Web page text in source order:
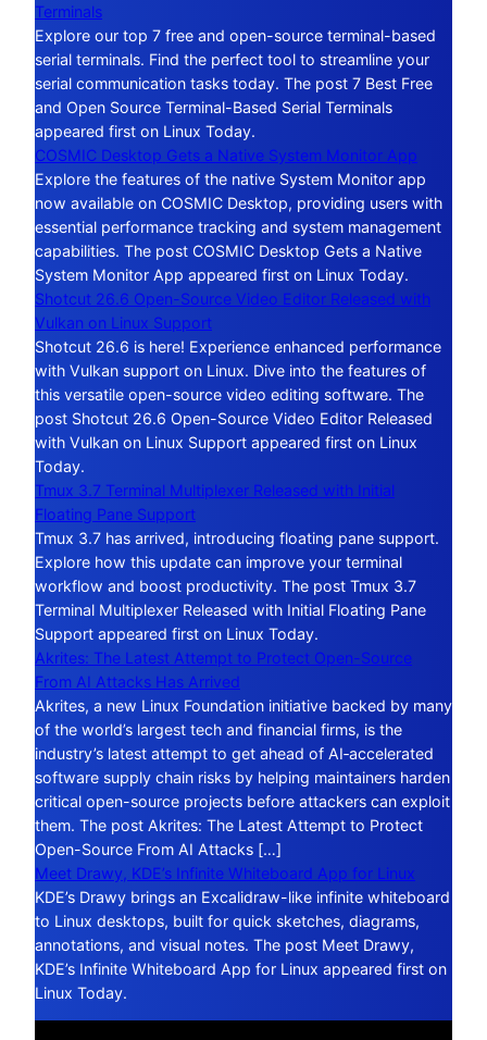
Terminals
Explore our top 7 free and open-source terminal-based
serial terminals. Find the perfect tool to streamline your
serial communication tasks today. The post 7 Best Free
and Open Source Terminal-Based Serial Terminals
appeared first on Linux Today.
COSMIC Desktop Gets a Native System Monitor App
Explore the features of the native System Monitor app
now available on COSMIC Desktop, providing users with
essential performance tracking and system management
capabilities. The post COSMIC Desktop Gets a Native
System Monitor App appeared first on Linux Today.
Shotcut 26.6 Open-Source Video Editor Released with
Vulkan on Linux Support
Shotcut 26.6 is here! Experience enhanced performance
with Vulkan support on Linux. Dive into the features of
this versatile open-source video editing software. The
post Shotcut 26.6 Open-Source Video Editor Released
with Vulkan on Linux Support appeared first on Linux
Today.
Tmux 3.7 Terminal Multiplexer Released with Initial
Floating Pane Support
Tmux 3.7 has arrived, introducing floating pane support.
Explore how this update can improve your terminal
workflow and boost productivity. The post Tmux 3.7
Terminal Multiplexer Released with Initial Floating Pane
Support appeared first on Linux Today.
Akrites: The Latest Attempt to Protect Open-Source
From AI Attacks Has Arrived
Akrites, a new Linux Foundation initiative backed by many
of the world’s largest tech and financial firms, is the
industry’s latest attempt to get ahead of AI‑accelerated
software supply chain risks by helping maintainers harden
critical open-source projects before attackers can exploit
them. The post Akrites: The Latest Attempt to Protect
Open-Source From AI Attacks […]
Meet Drawy, KDE’s Infinite Whiteboard App for Linux
KDE’s Drawy brings an Excalidraw-like infinite whiteboard
to Linux desktops, built for quick sketches, diagrams,
annotations, and visual notes. The post Meet Drawy,
KDE’s Infinite Whiteboard App for Linux appeared first on
Linux Today.